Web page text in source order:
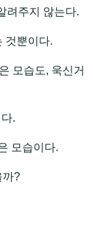
려주지 않는다.
것뿐이다.
모습도, 욱신거
.
모습이다.
까?